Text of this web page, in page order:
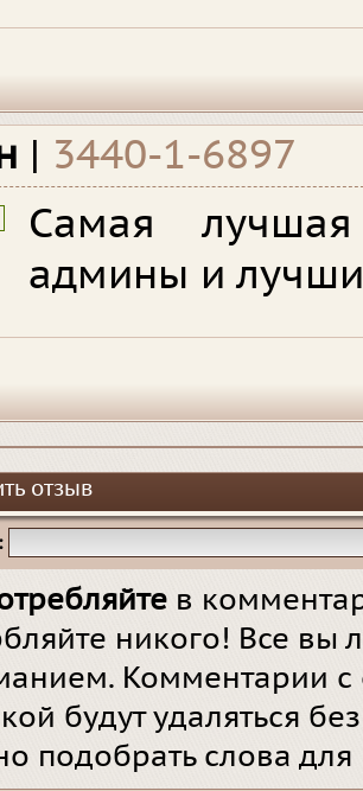
| 3440-1-6897
Самая
админы и
отзыв
в
никого! Все вы
Комментарии
будут удаляться
подобрать слова